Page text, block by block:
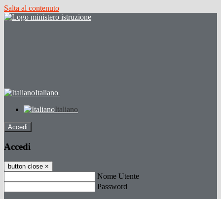
Salta al contenuto
Italiano
Italiano
Accedi
Accedi
button close ×
Nome Utente
Password